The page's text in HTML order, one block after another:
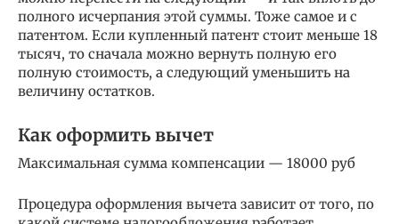
полного исчерпания этой суммы. Тоже самое и с
патентом. Если купленный патент стоит меньше 18
тысяч, то сначала можно вернуть полную его
полную стоимость, а следующий уменьшить на
величину остатков.
Как оформить вычет
Максимальная сумма компенсации — 18000 руб
Процедура оформления вычета зависит от того, по